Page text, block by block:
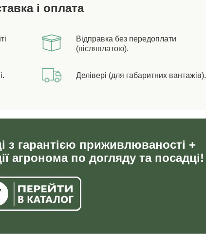
і оплата
Відправка без передоплати
(післяплатою).
Делівері (для габаритних вантажів).
з гарантією приживлюваності +
агронома по догляду та посадці!